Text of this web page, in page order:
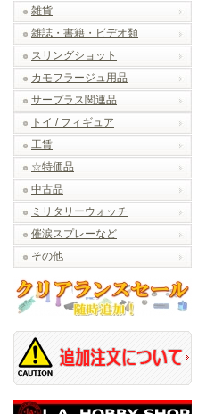
雑貨
雑誌・書籍・ビデオ類
スリングショット
カモフラージュ用品
サープラス関連品
トイ / フィギュア
工賃
☆特価品
中古品
ミリタリーウォッチ
催涙スプレーなど
その他